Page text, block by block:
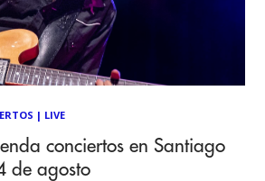
| LIVE
conciertos en Santiago
de agosto